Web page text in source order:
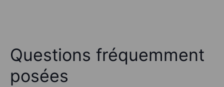
Questions fréquemment
posées